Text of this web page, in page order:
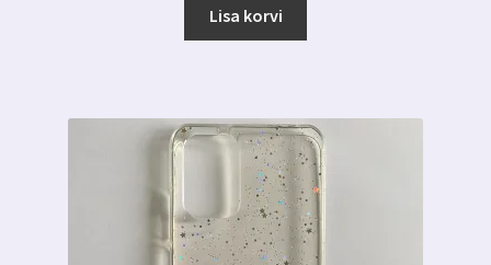
oli:
6.99 €. 4.99 €.
Lisa korvi